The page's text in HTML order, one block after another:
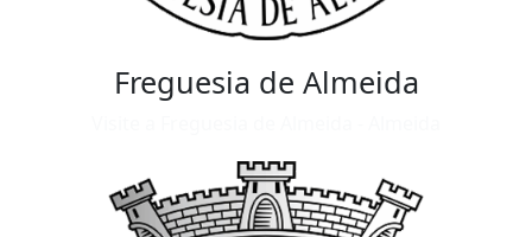
Freguesia de Almeida